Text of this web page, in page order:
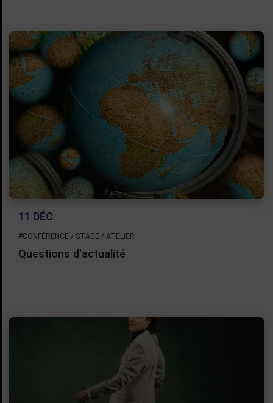
11 DÉC.
#CONFÉRENCE / STAGE / ATELIER
Questions d'actualité